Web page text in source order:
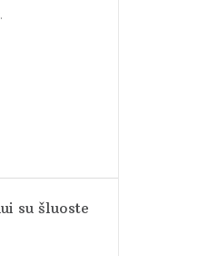
su šluoste